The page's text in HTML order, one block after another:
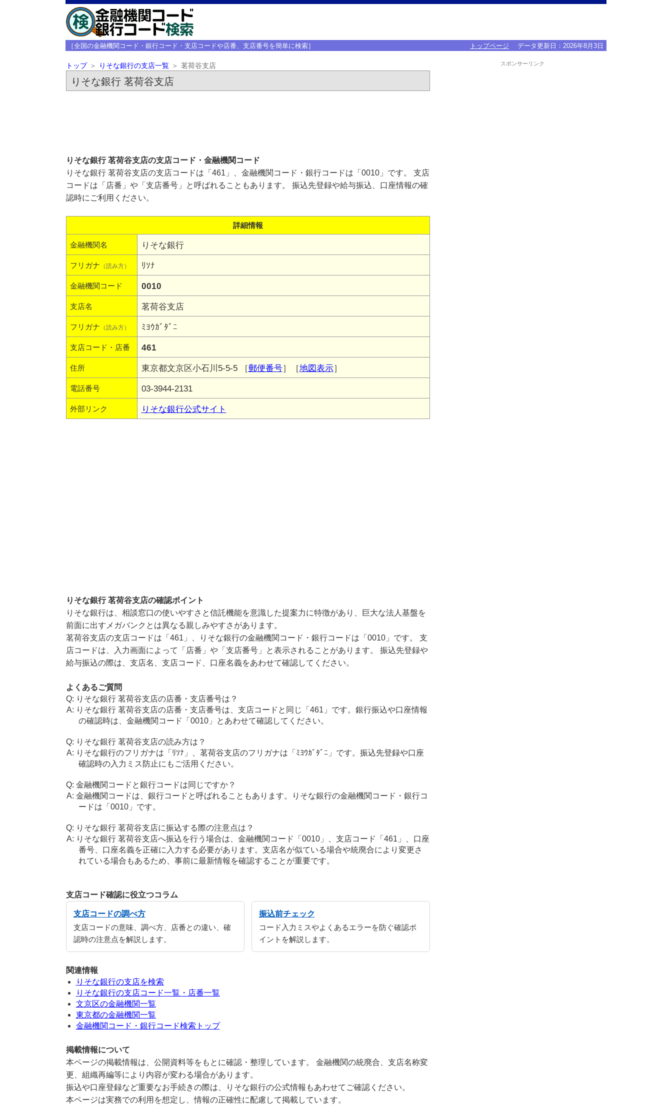
［全国の金融機関コード・銀行コード・支店コードや店番、支店番号を簡単に検索］ トップページ データ更新日： 2026年8月3日
トップ りそな銀行の支店一覧 茗荷谷支店
りそな銀行 茗荷谷支店
りそな銀行 茗荷谷支店の支店コード・金融機関コード
りそな銀行 茗荷谷支店の支店コードは「461」、金融機関コード・銀行コードは「0010」です。 支店
コードは「店番」や「支店番号」と呼ばれることもあります。 振込先登録や給与振込、口座情報の確
認時にご利用ください。
詳細情報
金融機関名 りそな銀行
フリガナ （読み方） ﾘｿﾅ
金融機関コード 0010
支店名 茗荷谷支店
フリガナ （読み方） ﾐﾖｳｶﾞﾀﾞﾆ
支店コード・店番 461
住所 東京都文京区小石川5-5-5 ［郵便番号］［地図表示］
電話番号 03-3944-2131
外部リンク りそな銀行公式サイト
りそな銀行 茗荷谷支店の確認ポイント
りそな銀行は、相談窓口の使いやすさと信託機能を意識した提案力に特徴があり、巨大な法人基盤を
前面に出すメガバンクとは異なる親しみやすさがあります。
茗荷谷支店の支店コードは「461」、りそな銀行の金融機関コード・銀行コードは「0010」です。 支
店コードは、入力画面によって「店番」や「支店番号」と表示されることがあります。 振込先登録や
給与振込の際は、支店名、支店コード、口座名義をあわせて確認してください。
よくあるご質問
りそな銀行 茗荷谷支店の店番・支店番号は？
りそな銀行 茗荷谷支店の店番・支店番号は、支店コードと同じ「461」です。銀行振込や口座情報
の確認時は、金融機関コード「0010」とあわせて確認してください。
りそな銀行 茗荷谷支店の読み方は？
りそな銀行のフリガナは「ﾘｿﾅ」、茗荷谷支店のフリガナは「ﾐﾖｳｶﾞﾀﾞﾆ」です。振込先登録や口座
確認時の入力ミス防止にもご活用ください。
金融機関コードと銀行コードは同じですか？
金融機関コードは、銀行コードと呼ばれることもあります。りそな銀行の金融機関コード・銀行コ
ードは「0010」です。
りそな銀行 茗荷谷支店に振込する際の注意点は？
りそな銀行 茗荷谷支店へ振込を行う場合は、金融機関コード「0010」、支店コード「461」、口座
番号、口座名義を正確に入力する必要があります。支店名が似ている場合や統廃合により変更さ
れている場合もあるため、事前に最新情報を確認することが重要です。
支店コード確認に役立つコラム
支店コードの調べ方
支店コードの意味、調べ方、店番との違い、確
認時の注意点を解説します。
振込前チェック
コード入力ミスやよくあるエラーを防ぐ確認ポ
イントを解説します。
関連情報
りそな銀行の支店を検索
りそな銀行の支店コード一覧・店番一覧
文京区の金融機関一覧
東京都の金融機関一覧
金融機関コード・銀行コード検索トップ
掲載情報について
本ページの掲載情報は、公開資料等をもとに確認・整理しています。 金融機関の統廃合、支店名称変
更、組織再編等により内容が変わる場合があります。
振込や口座登録など重要なお手続きの際は、りそな銀行の公式情報もあわせてご確認ください。
本ページは実務での利用を想定し、情報の正確性に配慮して掲載しています。
スポンサーリンク